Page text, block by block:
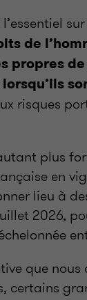
sur
de
propres
risques
plus
en
lieu à
2026,
que
certains